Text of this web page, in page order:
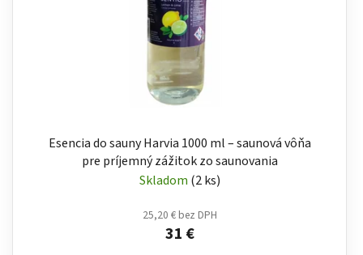
Esencia do sauny Harvia 1000 ml – saunová vôňa
pre príjemný zážitok zo saunovania
Skladom (2 ks)
25,20 € bez DPH
31 €